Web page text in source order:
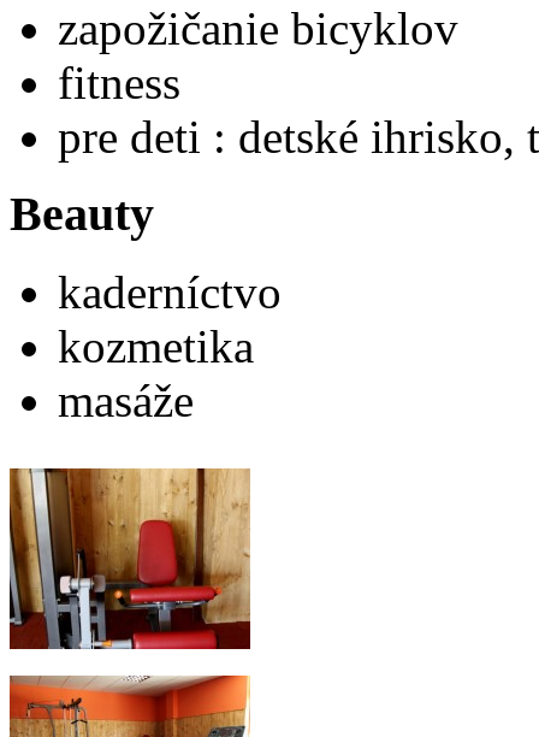
zapožičanie bicyklov
fitness
pre deti : detské ihrisko,
Beauty
kaderníctvo
kozmetika
masáže